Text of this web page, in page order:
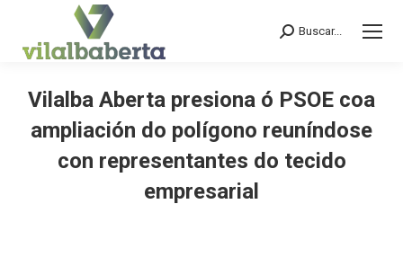
Search:
Buscar...
Vilalba Aberta presiona ó PSOE coa
ampliación do polígono reuníndose
con representantes do tecido
empresarial